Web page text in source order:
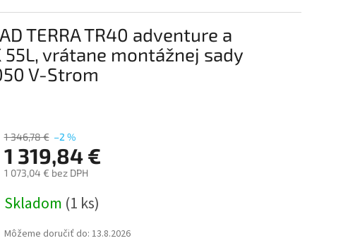
TERRA TR40 adventure a
55L, vrátane montážnej sady
V-Strom
1 346,78 € –2 %
1 319,84 €
1 073,04 € bez DPH
cena:
Skladom (1 ks)
Môžeme doručiť do: 13.8.2026